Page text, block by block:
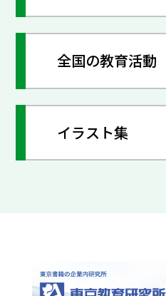
全国の教育活動
イラスト集